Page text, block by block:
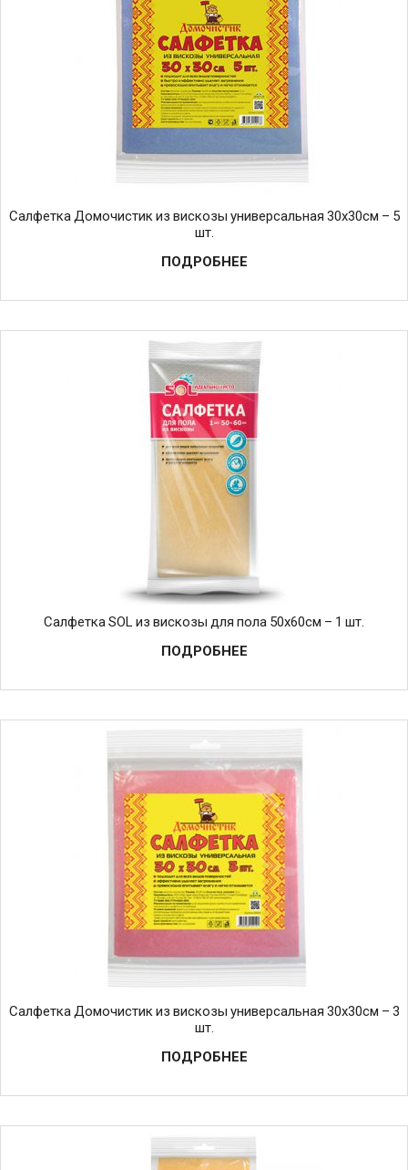
Салфетка Домочистик из вискозы универсальная 30х30см – 5
шт.
ПОДРОБНЕЕ
Салфетка SOL из вискозы для пола 50х60см – 1 шт.
ПОДРОБНЕЕ
Салфетка Домочистик из вискозы универсальная 30х30см – 3
шт.
ПОДРОБНЕЕ